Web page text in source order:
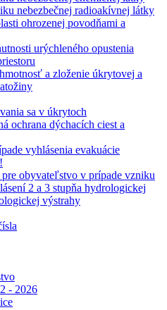
nebezbečnej radioakívnej látky
ohrozenej povodňami a
urýchleného opustenia
a zloženie úkrytovej a
sa v úkrytoch
ochrana dýchacích ciest a
vyhlásenia evakuácie
obyvateľstvo v prípade vzniku
2 a 3 stupňa hydrologickej
výstrahy
- 2026